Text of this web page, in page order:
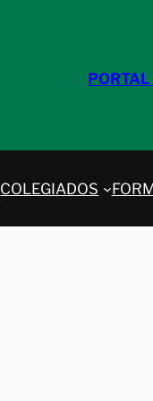
COLEGIADOS